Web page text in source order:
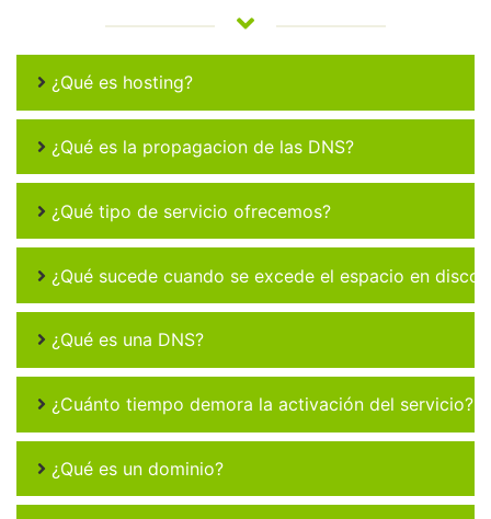
¿Qué es hosting?
¿Qué es la propagacion de las DNS?
¿Qué tipo de servicio ofrecemos?
¿Qué sucede cuando se excede el espacio en disco
¿Qué es una DNS?
¿Cuánto tiempo demora la activación del servicio?
¿Qué es un dominio?